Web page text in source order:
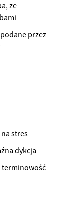
ze
przez
stres
dykcja
terminowość